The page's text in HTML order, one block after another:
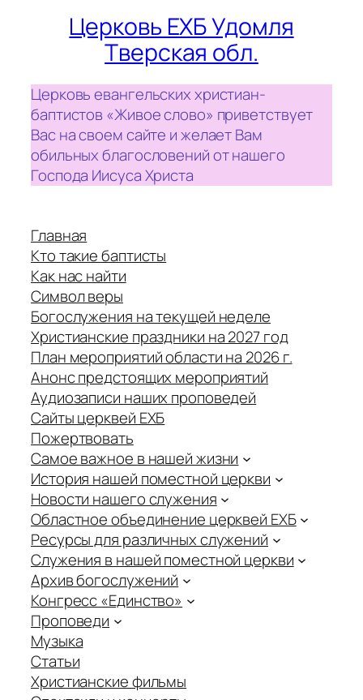
Церковь ЕХБ Удомля
Тверская обл.
Церковь евангельских христиан-
баптистов «Живое слово» приветствует
Вас на своем сайте и желает Вам
обильных благословений от нашего
Господа Иисуса Христа
Главная
Кто такие баптисты
Как нас найти
Символ веры
Богослужения на текущей неделе
Христианские праздники на 2027 год
План мероприятий области на 2026 г.
Анонс предстоящих мероприятий
Аудиозаписи наших проповедей
Сайты церквей ЕХБ
Пожертвовать
Самое важное в нашей жизни
История нашей поместной церкви
Новости нашего служения
Областное объединение церквей ЕХБ
Ресурсы для различных служений
Служения в нашей поместной церкви
Архив богослужений
Конгресс «Единство»
Проповеди
Музыка
Статьи
Христианские фильмы